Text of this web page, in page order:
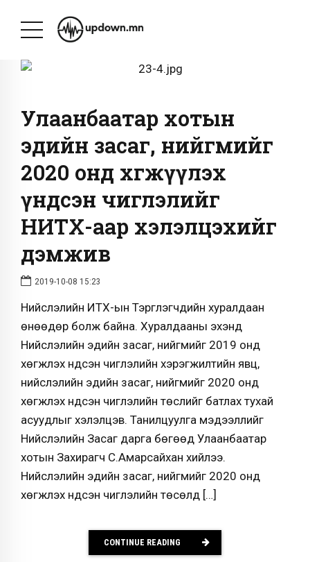
Улаанбаатар хотын
эдийн засаг, нийгмийг
2020 онд хөгжүүлэх
үндсэн чиглэлийг
НИТХ-аар хэлэлцэхийг
дэмжив
2019-10-08 15:23
Нийслэлийн ИТХ-ын Тэргүүлэгчдийн хуралдаан
өнөөдөр болж байна. Хуралдааны эхэнд
Нийслэлийн эдийн засаг, нийгмийг 2019 онд
хөгжүүлэх үндсэн чиглэлийн хэрэгжилтийн явц,
нийслэлийн эдийн засаг, нийгмийг 2020 онд
хөгжүүлэх үндсэн чиглэлийн төслийг батлах тухай
асуудлыг хэлэлцэв. Танилцуулга мэдээллийг
Нийслэлийн Засаг дарга бөгөөд Улаанбаатар
хотын Захирагч С.Амарсайхан хийлээ.
Нийслэлийн эдийн засаг, нийгмийг 2020 онд
хөгжүүлэх үндсэн чиглэлийн төсөлд […]
CONTINUE READING